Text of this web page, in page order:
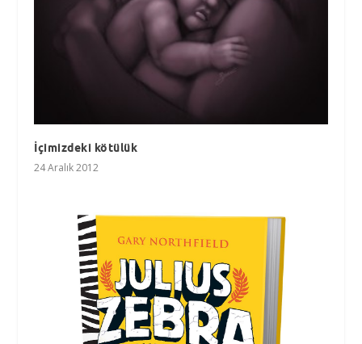
İçimizdeki kötülük
24 Aralık 2012